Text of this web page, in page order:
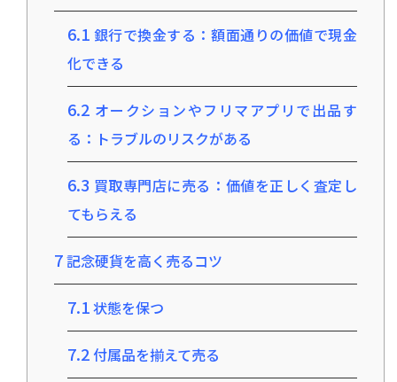
6.1 銀行で換金する：額面通りの価値で現金
化できる
6.2 オークションやフリマアプリで出品す
る：トラブルのリスクがある
6.3 買取専門店に売る：価値を正しく査定し
てもらえる
7記念硬貨を高く売るコツ
7.1状態を保つ
7.2 付属品を揃えて売る